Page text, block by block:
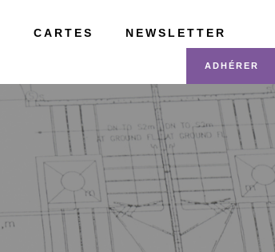
CARTES NEWSLETTER
ADHÉRER